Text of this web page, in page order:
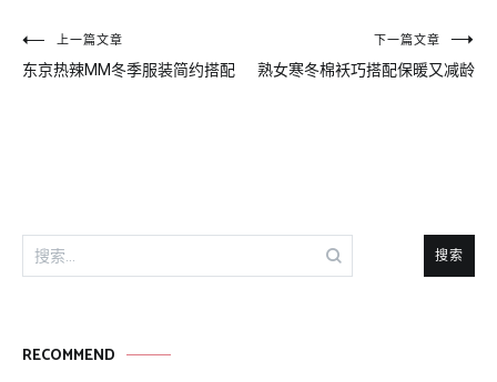
文
章
上一篇文章
东京热辣MM冬季服装简约搭配
下一篇文章
熟女寒冬棉袄巧搭配保暖又减龄
搜
索：
RECOMMEND